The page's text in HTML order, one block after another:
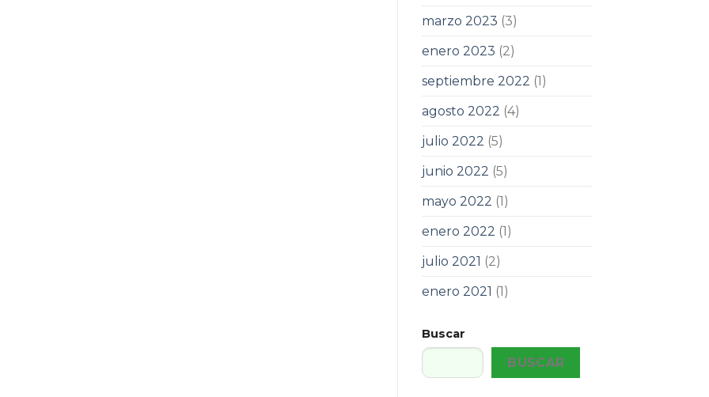
marzo 2023 (3)
enero 2023 (2)
septiembre 2022 (1)
agosto 2022 (4)
julio 2022 (5)
junio 2022 (5)
mayo 2022 (1)
enero 2022 (1)
julio 2021 (2)
enero 2021 (1)
Buscar
BUSCAR